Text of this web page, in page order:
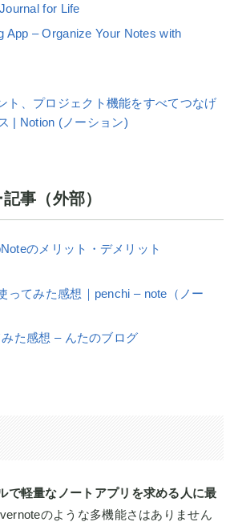
for Life
App – Organize Your Notes with
ト、プロジェクト機能をすべてつなげ
| Notion (ノーション)
事（外部）
のメリット・デメリット
ってみた感想｜penchi – note（ノー
た感想 – んたのブログ
で軽量なノートアプリを求める人に最
のような多機能さはありません